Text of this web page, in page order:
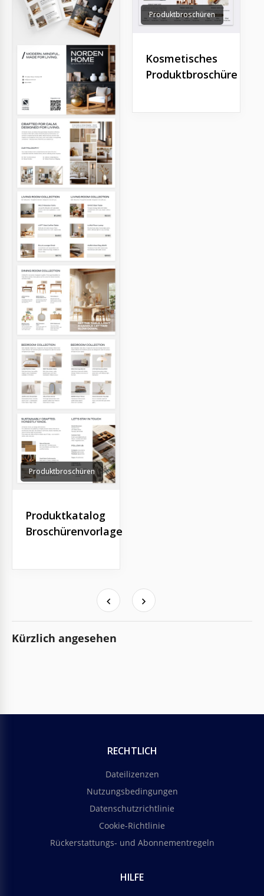
Produktbroschüren
Produktkatalog
Broschürenvorlage
Produktbroschüren
Kosmetisches
Produktbroschüre
Kürzlich angesehen
RECHTLICH
Dateilizenzen
Nutzungsbedingungen
Datenschutzrichtlinie
Cookie-Richtlinie
Rückerstattungs- und Abonnementregeln
HILFE